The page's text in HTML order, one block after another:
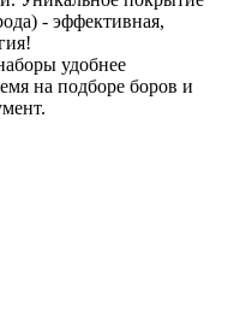
- эффективная,
удобнее
на подборе боров и